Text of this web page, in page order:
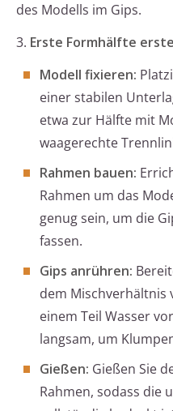
des Modells im Gips.
3. Erste Formhälfte
Modell fixieren:
einer stabilen
etwa zur Hälfte mit
waagerechte
Rahmen bauen:
Rahmen um das
genug sein, um die
fassen.
Gips anrühren:
dem Mischverhältnis
einem Teil Wasser
langsam, um
Gießen: Gießen Sie
Rahmen, sodass die